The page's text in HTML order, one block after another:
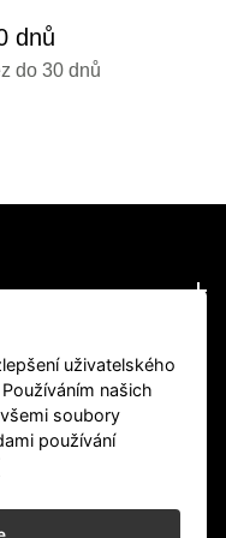
dnů
do 30 dnů
uživatelského
našich
soubory
používání